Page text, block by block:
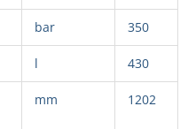
bar 350
l 430
mm 1202